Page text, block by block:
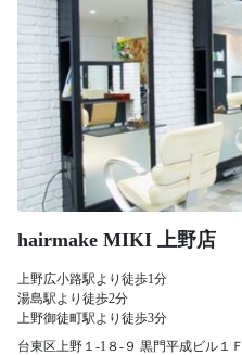
hairmake MIKI 上野店
上野広小路駅より徒歩1分
湯島駅より徒歩2分
上野御徒町駅より徒歩3分
台東区上野１‐1８‐９ 黒門平成ビル１Ｆ